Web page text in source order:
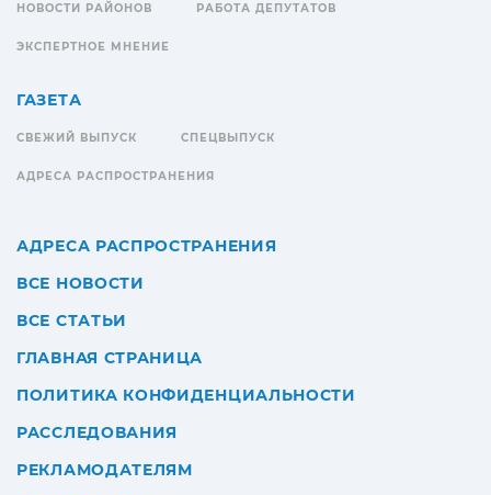
НОВОСТИ РАЙОНОВ РАБОТА ДЕПУТАТОВ
ЭКСПЕРТНОЕ МНЕНИЕ
ГАЗЕТА
СВЕЖИЙ ВЫПУСК СПЕЦВЫПУСК
АДРЕСА РАСПРОСТРАНЕНИЯ
АДРЕСА РАСПРОСТРАНЕНИЯ
ВСЕ НОВОСТИ
ВСЕ СТАТЬИ
ГЛАВНАЯ СТРАНИЦА
ПОЛИТИКА КОНФИДЕНЦИАЛЬНОСТИ
РАССЛЕДОВАНИЯ
РЕКЛАМОДАТЕЛЯМ